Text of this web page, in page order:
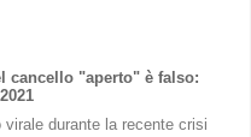
cancello "aperto" è falso:
virale durante la recente crisi